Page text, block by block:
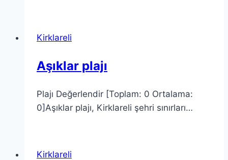
Kirklareli
Aşıklar plajı
Plajı Değerlendir [Toplam: 0 Ortalama:
0]Aşıklar plajı, Kirklareli şehri sınırları…
Kirklareli